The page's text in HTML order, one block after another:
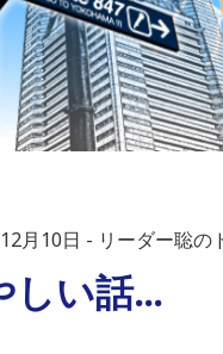
月10日 リーダー聡の
しい話…